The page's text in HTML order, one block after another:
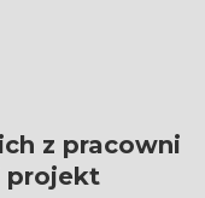
z pracowni
projekt